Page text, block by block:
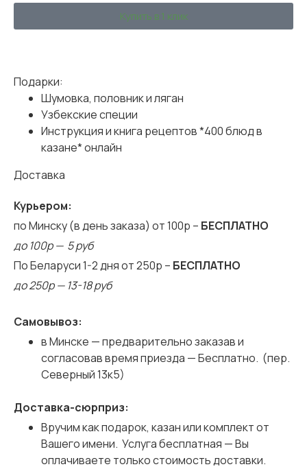
Купить в 1 клик
Подарки:
Шумовка, половник и ляган
Узбекские специи
Инструкция и книга рецептов *400 блюд в
казане* онлайн
Доставка
Курьером:
по Минску (в день заказа) от 100р – БЕСПЛАТНО
до 100р — 5 руб
По Беларуси 1-2 дня от 250р – БЕСПЛАТНО
до 250р — 13-18 руб
Самовывоз:
в Минске — предварительно заказав и
согласовав время приезда — Бесплатно. (пер.
Северный 13к5)
Доставка-сюрприз:
Вручим как подарок, казан или комплект от
Вашего имени. Услуга бесплатная — Вы
оплачиваете только стоимость доставки.